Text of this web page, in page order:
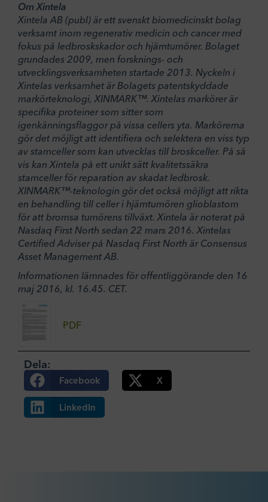
Om Xintela
Xintela AB (publ) är ett svenskt biomedicinskt bolag
verksamt inom regenerativ medicin och cancer med
fokus på ledbroskskador och hjärntumörer. Bolaget
grundades 2009, men forsknings- och
utvecklingsverksamheten startade 2013. Nyckeln i
Xintelas verksamhet är Bolagets patentskyddade
markörteknologi, XINMARK™. Xintelas markörer är
specifika proteiner som sitter som
igenkänningsflaggor på vissa cellers yta. Markörerna
gör det möjligt att identifiera och selektera en viss typ
av stamceller som kan utvecklas till broskceller. På så
vis kan Xintela på ett unikt sätt kvalitetssäkra
stamceller för reparation av skadat ledbrosk.
XINMARK™-teknologin gör det också möjligt att rikta
en behandling till celler i hjärntumören glioblastom
för att bromsa tumörens tillväxt. Xintela är noterat på
Nasdaq First North sedan 22 mars 2016. Xintelas
Certified Adviser på Nasdaq First North är Consensus
Asset Management AB.
Informationen lämnades för offentliggörande den 16
maj 2016, kl. 16.45. CET.
PDF
Dela:
Facebook X
LinkedIn